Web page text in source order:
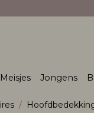
Meisjes Jongens